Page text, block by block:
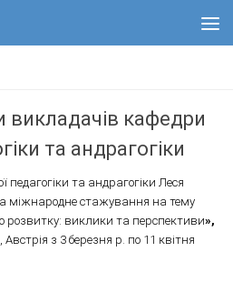
викладачів кафедри
та андрагогіки
та андрагогіки Леся
міжнародне стажування на тему
розвитку: виклики та перспективи»,
з 3 березня р. по 11 квітня